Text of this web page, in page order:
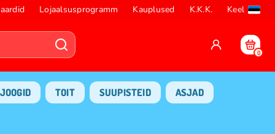
Lojaalsusprogramm Kauplused K.K.K. Keel
0
JOOGID TOIT SUUPISTEID ASJAD